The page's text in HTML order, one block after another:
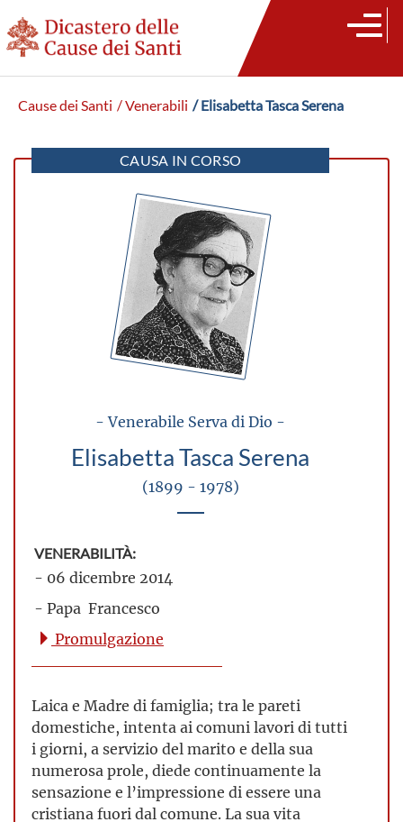
Cause dei Santi / Venerabili / Elisabetta Tasca Serena
CAUSA IN CORSO
- Venerabile Serva di Dio -
Elisabetta Tasca Serena
(1899 - 1978)
VENERABILITÀ:
- 06 dicembre 2014
- Papa Francesco
Promulgazione
Laica e Madre di famiglia; tra le pareti
domestiche, intenta ai comuni lavori di tutti
i giorni, a servizio del marito e della sua
numerosa prole, diede continuamente la
sensazione e l’impressione di essere una
cristiana fuori dal comune. La sua vita